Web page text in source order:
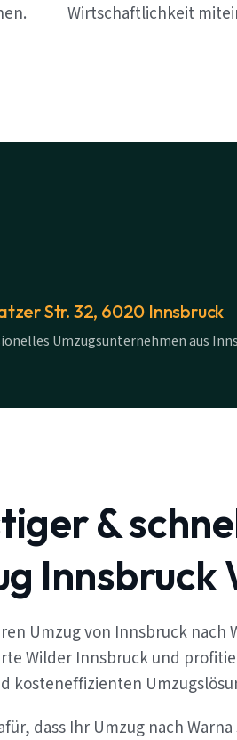
Wirtschaftlichkeit
Str. 32, 6020 Innsbruck
Umzugsunternehmen aus
&
Innsbruck
Umzug von Innsbruck nach
Wilder Innsbruck und
kosteneffizienten
dass Ihr Umzug nach